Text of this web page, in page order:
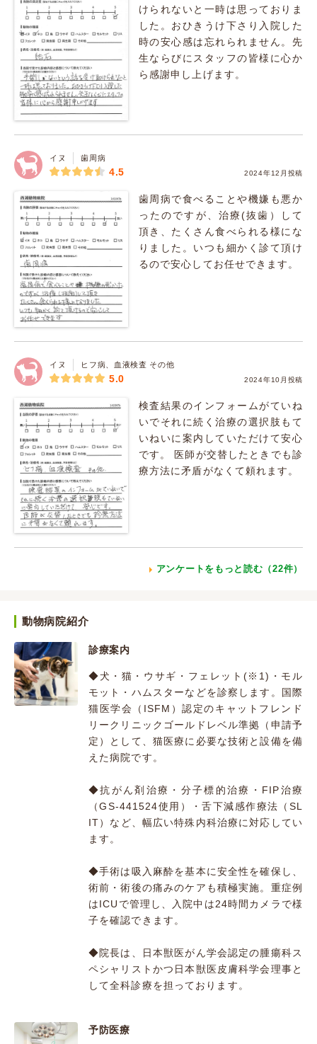
けられないと一時は思っておりま
した。おひきうけ下さり入院した
時の安心感は忘れられません。先
生ならびにスタッフの皆様に心か
ら感謝申し上げます。
イヌ 歯周病
2024年12月投稿
4.5
歯周病で食べることや機嫌も悪か
ったのですが、治療(抜歯）して
頂き、たくさん食べられる様にな
りました。いつも細かく診て頂け
るので安心してお任せできます。
イヌ ヒフ病、血液検査 その他
2024年10月投稿
5.0
検査結果のインフォームがていね
いでそれに続く治療の選択肢もて
いねいに案内していただけて安心
です。 医師が交替したときでも診
療方法に矛盾がなくて頼れます。
アンケートをもっと読む（22件）
動物病院紹介
診療案内
◆犬・猫・ウサギ・フェレット(※1)・モル
モット・ハムスターなどを診察します。国際
猫医学会（ISFM）認定のキャットフレンド
リークリニックゴールドレベル準拠（申請予
定）として、猫医療に必要な技術と設備を備
えた病院です。
◆抗がん剤治療・分子標的治療・FIP治療
（GS-441524使用）・舌下減感作療法（SL
IT）など、幅広い特殊内科治療に対応してい
ます。
◆手術は吸入麻酔を基本に安全性を確保し、
術前・術後の痛みのケアも積極実施。重症例
はICUで管理し、入院中は24時間カメラで様
子を確認できます。
◆院長は、日本獣医がん学会認定の腫瘍科ス
ペシャリストかつ日本獣医皮膚科学会理事と
して全科診療を担っております。
予防医療